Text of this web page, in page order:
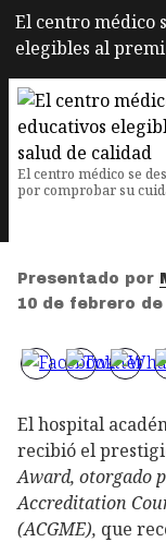
El centro médico
elegibles al
El centro médico se
por comprobar su
Presentado por
10 de febrero de
El hospital
recibió el
Award, otorgado
Accreditation
(ACGME), que